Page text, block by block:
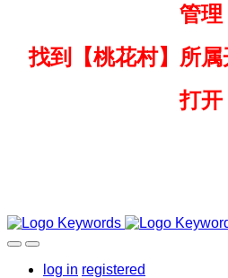
管理
找到
【桃花村】所
打开
log in registered